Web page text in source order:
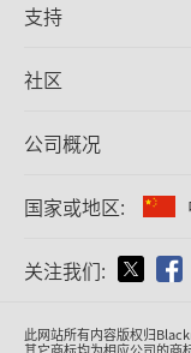
DaVinci Resolve和
Ultimatte
采集和输出
格式转换
监看
网络存储
信号分配
支持
支持中心
社区
公司概况
关于我们
媒体
国家或地区:
请选择国家或地区
关注我们:
此网站所有内容版权归